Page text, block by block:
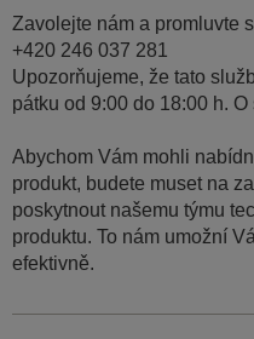
Zavolejte nám a promluvte
+420 246 037 281
Upozorňujeme, že tato
pátku od 9:00 do 18:00 h.
Abychom Vám mohli
produkt, budete muset na
poskytnout našemu týmu
produktu. To nám umožní
efektivně.